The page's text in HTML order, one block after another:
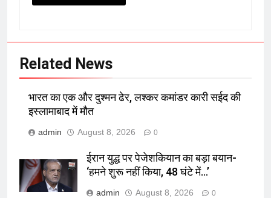
Related News
भारत का एक और दुश्मन ढेर, लश्कर कमांडर कारी सईद की
इस्लामाबाद में मौत
admin August 8, 2026 0
ईरान युद्ध पर पेजेशकियान का बड़ा बयान-
‘हमने शुरू नहीं किया, 48 घंटे में…’
admin August 8, 2026 0